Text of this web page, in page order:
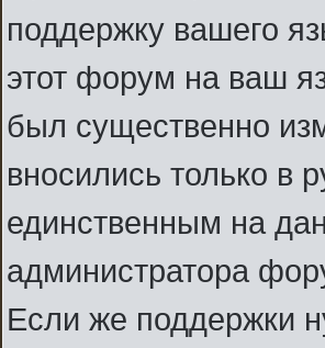
поддержку вашего
этот форум на ваш
был существенно
вносились только в
единственным на
администратора
Если же поддержки